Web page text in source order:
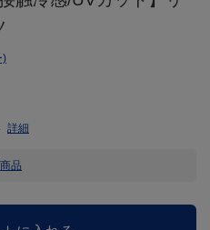
)
詳細
品